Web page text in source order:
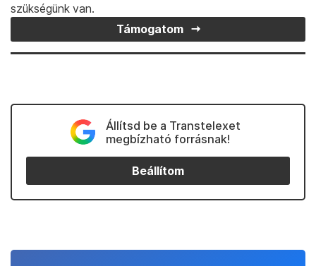
szükségünk van.
Támogatom
Állítsd be a Transtelexet
megbízható forrásnak!
Beállítom